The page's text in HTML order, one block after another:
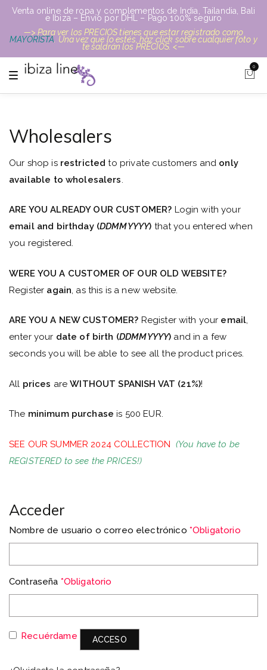
Venta online de ropa y complementos de India, Tailandia, Bali
e Ibiza – Envío por DHL – Pago 100% seguro
—> Para ver los PRECIOS tienes que estar registrado como
MAYORISTA . Una vez que lo estés, haz click sobre cualquier foto y
te saldrán los PRECIOS. <—
T
g
n
a
v
g
t
n
0
Wholesalers
Our shop is restricted to private customers and only
available to wholesalers
ARE YOU ALREADY OUR CUSTOMER? Login with your
email and birthday (DDMMYYYY) that you entered when
you registered.
WERE YOU A CUSTOMER OF OUR OLD WEBSITE?
Register again , as this is a new website.
ARE YOU A NEW CUSTOMER? Register with your email,
enter your date of birth (DDMMYYYY) and in a few
seconds you will be able to see all the product prices.
All prices areWITHOUT SPANISH VAT (21%)!
The minimum purchase is 500 EUR.
SEE OUR SUMMER 2024 COLLECTION (You have to be
REGISTERED to see the PRICES!)
Acceder
Nombre de usuario o correo electrónico *Obligatorio
Contraseña *Obligatorio
Recuérdame ACCESO